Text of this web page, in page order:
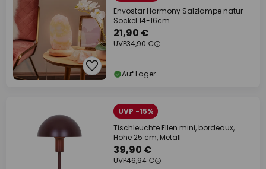
Envostar Harmony Salzlampe natur
Sockel 14-16cm
21,90 €
UVP34,90 €
Auf Lager
UVP -15%
Tischleuchte Ellen mini, bordeaux,
Höhe 25 cm, Metall
39,90 €
UVP46,94 €